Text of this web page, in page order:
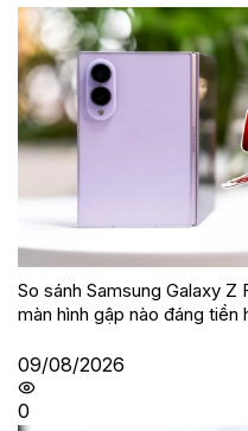
So sánh Samsung Galaxy Z
màn hình gập nào đáng tiền
09/08/2026
0